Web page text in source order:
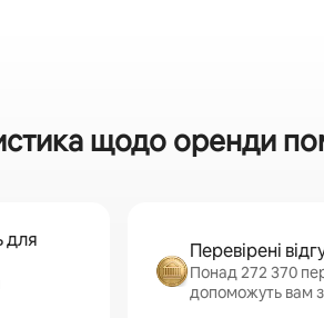
щодо оренди
для
Перевірені
Понад 272 370
допоможуть вам